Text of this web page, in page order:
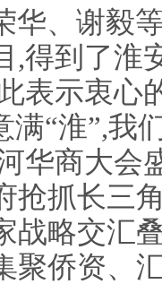
华、谢毅
,得到了淮
表示衷心
满“淮”,我
华商大会
抢抓长三
战略交汇
聚侨资、